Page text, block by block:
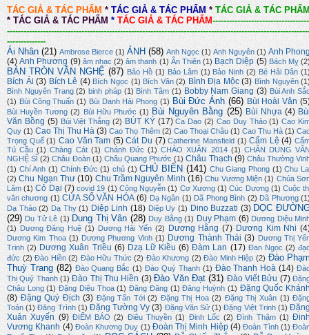
TÁC GIẢ & TÁC PHẨM * TÁC GIẢ & TÁC PHẨM * TÁC GIẢ & TÁC
* TÁC GIẢ & TÁC PHẨM *TÁC GIẢ & TÁC PHẨM-----------------------------------
--------------
Ái Nhân (21) Ambrose Bierce (1) ẢNH (58) Anh Ngọc (1) Anh Nguyên (1) Anh
(4) Anh Phương (9) âm nhạc (2) âm thanh (1) Ân Thiên (1) Bạch Diệp (5) Bách Mỵ
BÀN TRÒN VĂN NGHỆ (87) Bảo Hồ (1) Bảo Lâm (1) Bảo Ninh (2) Bé Hải Dân
Bích Ái (3) Bích Lê (4) Bích Ngọc (1) Bích Vân (2) Bình Địa Mộc (3) Bình Nguyên
Bình Nguyên Trang (2) binh pháp (1) Bình Tâm (1) Bobby Nam Giang (3) Bùi Anh
(1) Bùi Công Thuấn (1) Bùi Danh Hải Phong (1) Bùi Đức Ánh (66) Bùi Hoài Vân
Bùi Huyền Tương (2) Bùi Hữu Phước (1) Bùi Nguyên Bằng (25) Bùi Nhựa (4)
Văn Bồng (5) Bùi Việt Thắng (2) BÚT KÝ (17) Ca Dao (2) Cao Duy Thảo (1) Cao
Quy (1) Cao Thị Thu Hà (3) Cao Thọ Thêm (2) Cao Thoại Châu (1) Cao Thu Hà (1)
Trọng Quế (1) Cao Văn Tam (5) Cát Du (7) Catherine Mansfield (1) Cẩm Lệ (4)
Tú Cầu (1) Chàng Cát (1) Chánh Đức (1) CHÀO XUÂN 2014 (1) CHÂN DUNG
NGHỆ SĨ (2) Châu Đoàn (1) Châu Quang Phước (1) Châu Thạch (9) Châu Thường
(1) Chí Anh (1) Chính Đức (1) chủ (1) CHỦ BIÊN (141) Chu Giang Phong (1) Chu
(2) Chu Ngạn Thư (10) Chu Trầm Nguyên Minh (16) Chu Vương Miện (1) Chúa
Lâm (1) Cỏ Dại (7) covid 19 (1) Công Nguyễn (1) Cơ Xương (1) Cúc Dương (1) Cuộc
văn chương (1) CỬA SỔ VĂN HÓA (6) Dạ Ngân (1) Dã Phong Bình (2) Dã Phương
Dạ Thảo (2) Dạ Thy (1) Diệp Linh (18) Diệp Uy (1) Dino Buzzati (3) DỌC
(29) Du Tử Lê (1) Dung Thị Vân (28) Duy Bằng (1) Duy Phạm (6) Dương Diệu
(1)
Dương Đăng Huệ (1) Dương Hải Yến (2) Dương Hằng (7) Dương Kim Nhi
Dương Kim Thoa (1) Dương Phương Vinh (1) Dương Thành Thái (3) Dương Thị
Trinh (2) Dương Xuân Triều (6) Dzạ Lữ Kiều (6) Đàm Lan (17) Đan Ngọc (2)
đức (2) Đào Hiền (2) Đào Hữu Thức (2) Đào Khương (2) Đào Minh Hiệp (2) Đào
Thuỳ Trang (82) Đào Quang Bắc (1) Đào Quý Thạnh (1) Đào Thanh Hoà (14)
Thị Quý Thanh (1) Đào Thị Thu Hiền (3) Đào Văn Đạt (31) Đào Viết Bửu (7)
Châu Long (1) Đặng Diệu Thoa (1) Đăng Đăng (1) Đăng Huỳnh (1) Đặng Quốc
(8) Đặng Quý Địch (3) Đặng Tấn Tới (2) Đặng Thị Hoa (2) Đặng Thị Xuân (1)
Toán (1) Đăng Trình (1) Đặng Tường Vy (3) Đặng Văn Sử (1) Đặng Việt Trinh (1)
Xuân Xuyến (9) ĐIỂM BÁO (2) Điêu Thuyền (1) Đinh Lốc (2) Đình Thậm (1)
Vương Khanh (4) Đoàn Khương Duy (1) Đoàn Thị Minh Hiệp (4) Đoàn Tình (1)